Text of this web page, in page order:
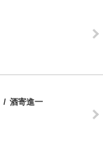
/ 酒寄進一